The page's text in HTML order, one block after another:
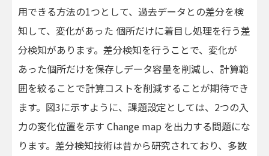
用できる方法の1つとして、過去データとの差分を検
知して、変化があった 個所だけに着目し処理を行う差
分検知があります。差分検知を行うことで、変化が
あった個所だけを保存しデータ容量を削減し、計算範
囲を絞ることで計算コストを削減することが期待でき
ます。図3に示すように、課題設定としては、2つの入
力の変化位置を示す Change map を出力する問題にな
ります。差分検知技術は昔から研究されており、多数